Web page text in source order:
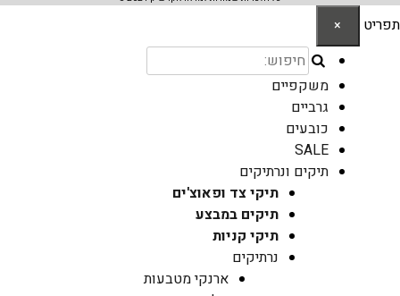
תפריט ×
משקפיים
גרביים
כובעים
SALE
תיקים ונרתיקים
תיקי צד ופאוצ'ים
תיקים במבצע
תיקי קניות
נרתיקים
ארנקי מטבעות